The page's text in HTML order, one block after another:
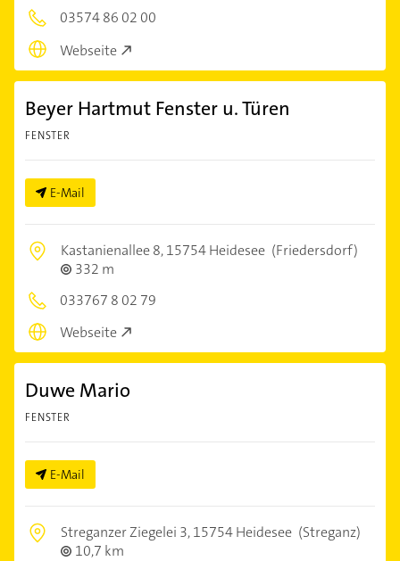
03574 86 02 00
Webseite
Beyer Hartmut Fenster u. Türen
FENSTER
E-Mail
Kastanienallee 8,15754 Heidesee (Friedersdorf)
332 m
033767 8 02 79
Webseite
Duwe Mario
FENSTER
E-Mail
Streganzer Ziegelei 3,15754 Heidesee (Streganz)
10,7 km